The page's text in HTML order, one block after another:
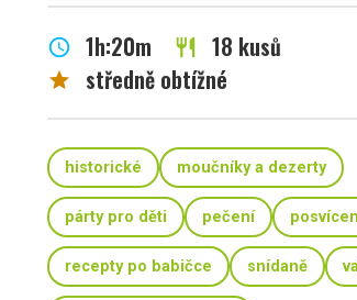
schedule 1h:20m restaurant 18 kusů
star středně obtížné
historické moučníky a dezerty
párty pro děti pečení
recepty po babičce snídaně